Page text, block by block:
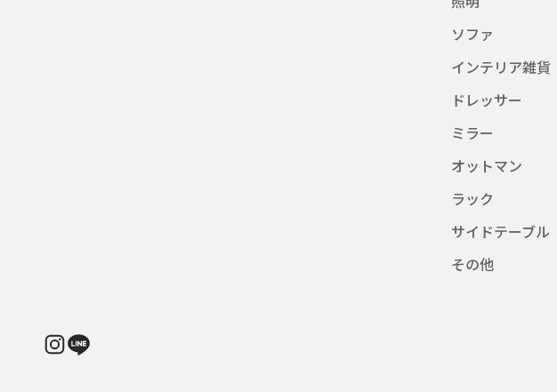
ソファ
インテリア雑貨
ドレッサー
ミラー
オットマン
ラック
サイドテーブル
その他